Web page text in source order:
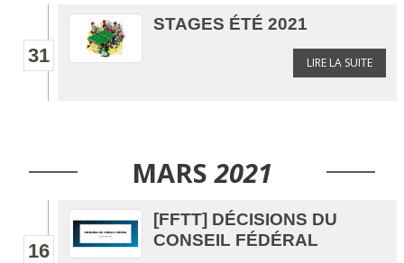
31
STAGES ÉTÉ 2021
LIRE LA SUITE
MARS 2021
16
[FFTT] DÉCISIONS DU
CONSEIL FÉDÉRAL